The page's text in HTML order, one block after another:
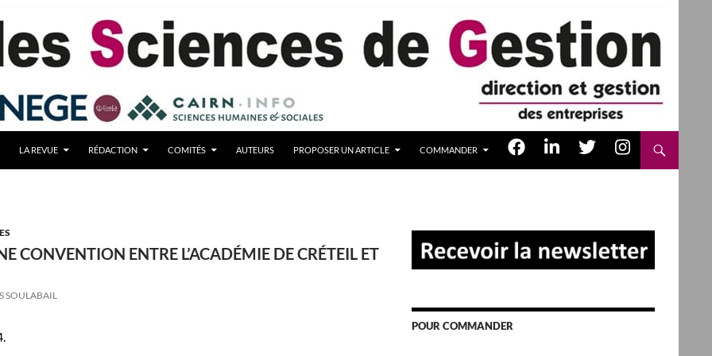
LA REVUE RÉDACTION COMITÉS AUTEURS PROPOSER UN ARTICLE COMMANDER
CONVENTION ENTRE L’ACADÉMIE DE CRÉTEIL ET
SOULABAIL
POUR COMMANDER